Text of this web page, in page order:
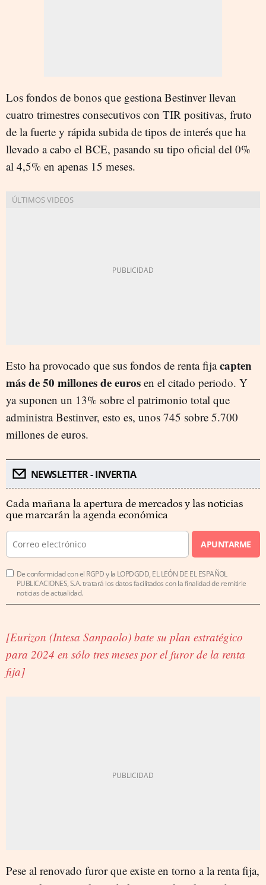
Los fondos de bonos que gestiona Bestinver llevan
cuatro trimestres consecutivos con TIR positivas, fruto
de la fuerte y rápida subida de tipos de interés que ha
llevado a cabo el BCE, pasando su tipo oficial del 0%
al 4,5% en apenas 15 meses.
Esto ha provocado que sus fondos de renta fijacapten
más de 50 millones de euros en el citado periodo. Y
ya suponen un 13% sobre el patrimonio total que
administra Bestinver, esto es, unos 745 sobre 5.700
millones de euros.
NEWSLETTER - INVERTIA
Cada mañana la apertura de mercados y las noticias
que marcarán la agenda económica
APUNTARME
De conformidad con el RGPD y la LOPDGDD, EL LEÓN DE EL ESPAÑOL
PUBLICACIONES, S.A. tratará los datos facilitados con la finalidad de remitirle
noticias de actualidad.
[Eurizon (Intesa Sanpaolo) bate su plan estratégico
para 2024 en sólo tres meses por el furor de la renta
fija]
Pese al renovado furor que existe en torno a la renta fija,